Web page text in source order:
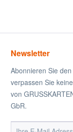
Newsletter
Abonnieren Sie
verpassen Sie
von
GbR.